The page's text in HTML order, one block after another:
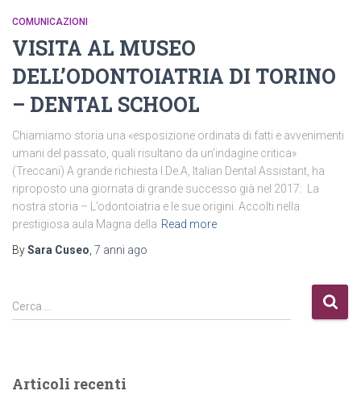
COMUNICAZIONI
VISITA AL MUSEO
DELL’ODONTOIATRIA DI TORINO
– DENTAL SCHOOL
Chiamiamo storia una «esposizione ordinata di fatti e avvenimenti
umani del passato, quali risultano da un’indagine critica»
(Treccani) A grande richiesta I.De.A, Italian Dental Assistant, ha
riproposto una giornata di grande successo già nel 2017: La
nostra storia – L’odontoiatria e le sue origini. Accolti nella
prestigiosa aula Magna della Read more
BySara Cuseo 7 anni ago
R
i
c
Cerca …
Articoli recenti